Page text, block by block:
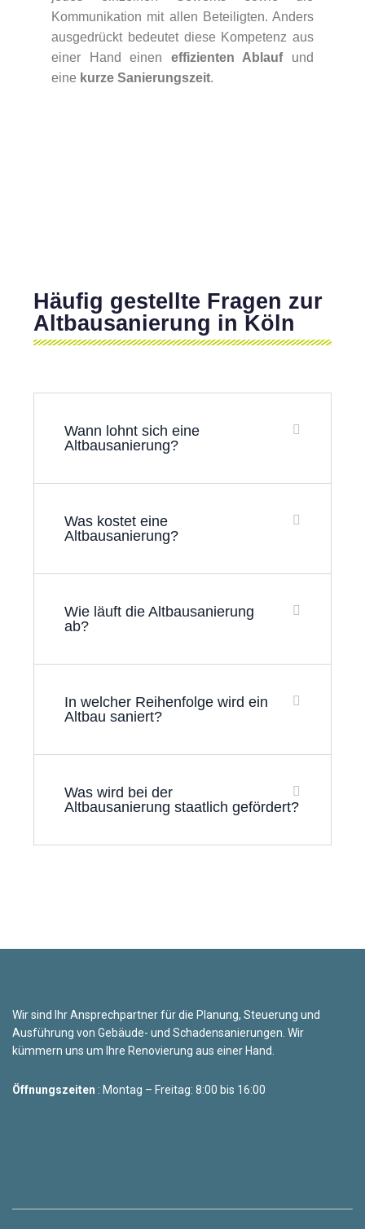
Kommunikation mit allen Beteiligten. Anders
ausgedrückt bedeutet diese Kompetenz aus
einer Hand einen effizienten Ablaufund
eine kurze Sanierungszeit.
Häufig gestellte Fragen zur
Altbausanierung in Köln
Wann lohnt sich eine
Altbausanierung?
Was kostet eine
Altbausanierung?
Wie läuft die Altbausanierung
ab?
In welcher Reihenfolge wird ein
Altbau saniert?
Was wird bei der
Altbausanierung staatlich gefördert?
Wir sind Ihr Ansprechpartner für die Planung, Steuerung und
Ausführung von Gebäude- und Schadensanierungen. Wir
kümmern uns um Ihre Renovierung aus einer Hand.
Öffnungszeiten : Montag – Freitag: 8:00 bis 16:00